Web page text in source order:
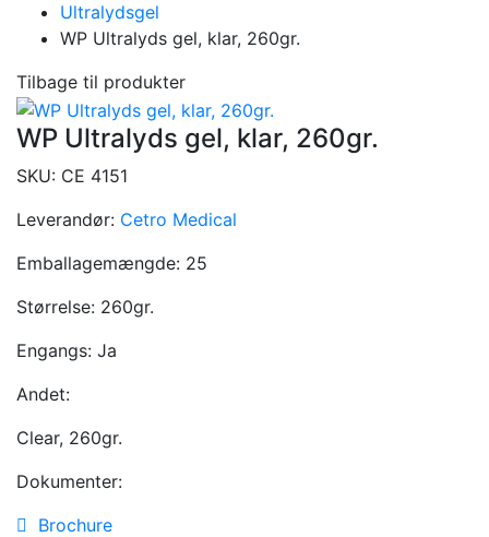
Ultralydsgel
WP Ultralyds gel, klar, 260gr.
Tilbage til produkter
WP Ultralyds gel, klar, 260gr.
SKU: CE 4151
Leverandør: Cetro Medical
Emballagemængde: 25
Størrelse: 260gr.
Engangs: Ja
Andet:
Clear, 260gr.
Dokumenter:
Brochure